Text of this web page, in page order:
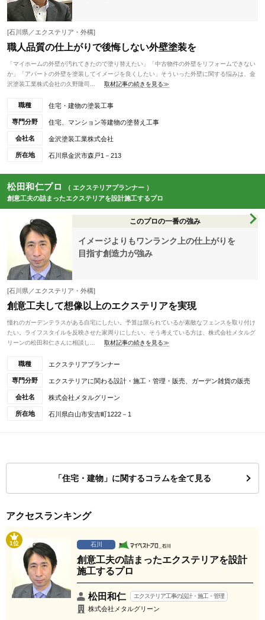
[石川県／エクステリア・外構]
職人品質の仕上がりで後悔しない外壁塗装を
「マイホームの外壁が汚れてきたので塗り替えたい」「中古物件の外壁をリフォームできない
か」「アパートの外壁を塗装してイメージを良くしたい」そういった外壁に関する悩みは、金
沢塗装工業株式会社の久野隆司...
取材記事の続きを見る≫
職種 住宅・建物の塗装工事
専門分野 住宅、マンション等建物の塗替え工事
会社名 金沢塗装工業株式会社
所在地 石川県金沢市森戸1－213
松田和仁プロ
（ エクステリアプランナー ）
創意工夫の詰まったエクステリアを設計施工するプロ
このプロの一番の強み
イメージよりもワンランク上の仕上がりを
目指す創造力が強み
[石川県／エクステリア・外構]
創意工夫して想像以上のエクステリアを実現
憧れのガーデンテラスがある自宅にしたい。予算は限られているが素敵なフェンスを取り付け
たい。ライフスタイルを反映させた家周りにしたい。そう考えている方は、株式会社メタルグ
リーンの松田和仁さんに相談し...
取材記事の続きを見る≫
職種 エクステリアプランナー
専門分野 エクステリアに関わる設計・施工・管理・販売、ガーデン雑貨の販売
会社名 株式会社メタルグリーン
所在地 石川県白山市安吉町1222－1
「住宅・建物」に関するコラムを全て見る
アクセスランキング
1位 石川
創意工夫の詰まったエクステリアを設計
施工するプロ
松田和仁 エクステリア工事の設計・施工・管理
株式会社メタルグリーン